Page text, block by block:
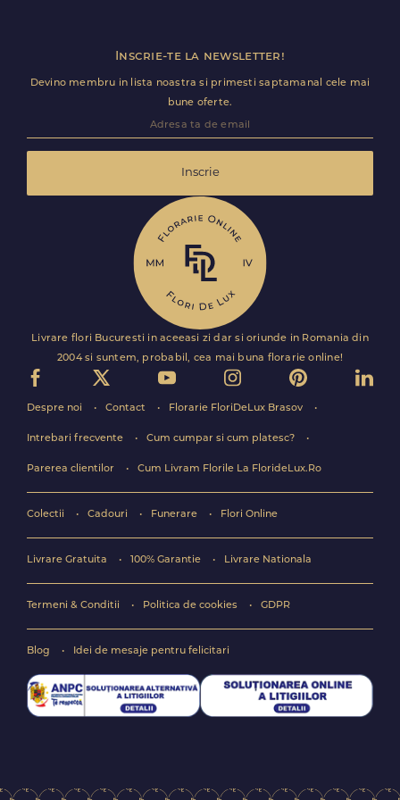
Inscrie-te la newsletter!
Devino membru in lista noastra si primesti saptamanal cele mai
bune oferte.
Inscrie
Livrare flori Bucuresti in aceeasi zi dar si oriunde in Romania din
2004 si suntem, probabil, cea mai buna florarie online!
Despre noi Contact Florarie FloriDeLux Brasov
Intrebari frecvente Cum cumpar si cum platesc?
Parerea clientilor Cum Livram Florile La FlorideLux.Ro
Colectii Cadouri Funerare Flori Online
Livrare Gratuita 100% Garantie Livrare Nationala
Termeni & Conditii Politica de cookies GDPR
Blog Idei de mesaje pentru felicitari